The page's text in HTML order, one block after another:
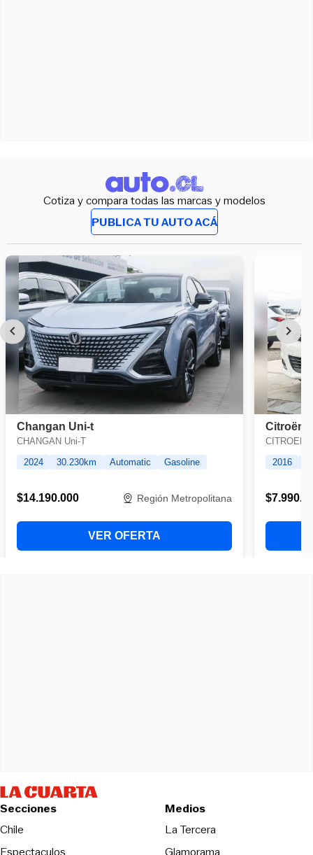
Cotiza y compara todas las marcas y modelos
PUBLICA TU AUTO ACÁ
Secciones
Chile
Medios
La TerceraOpens in new